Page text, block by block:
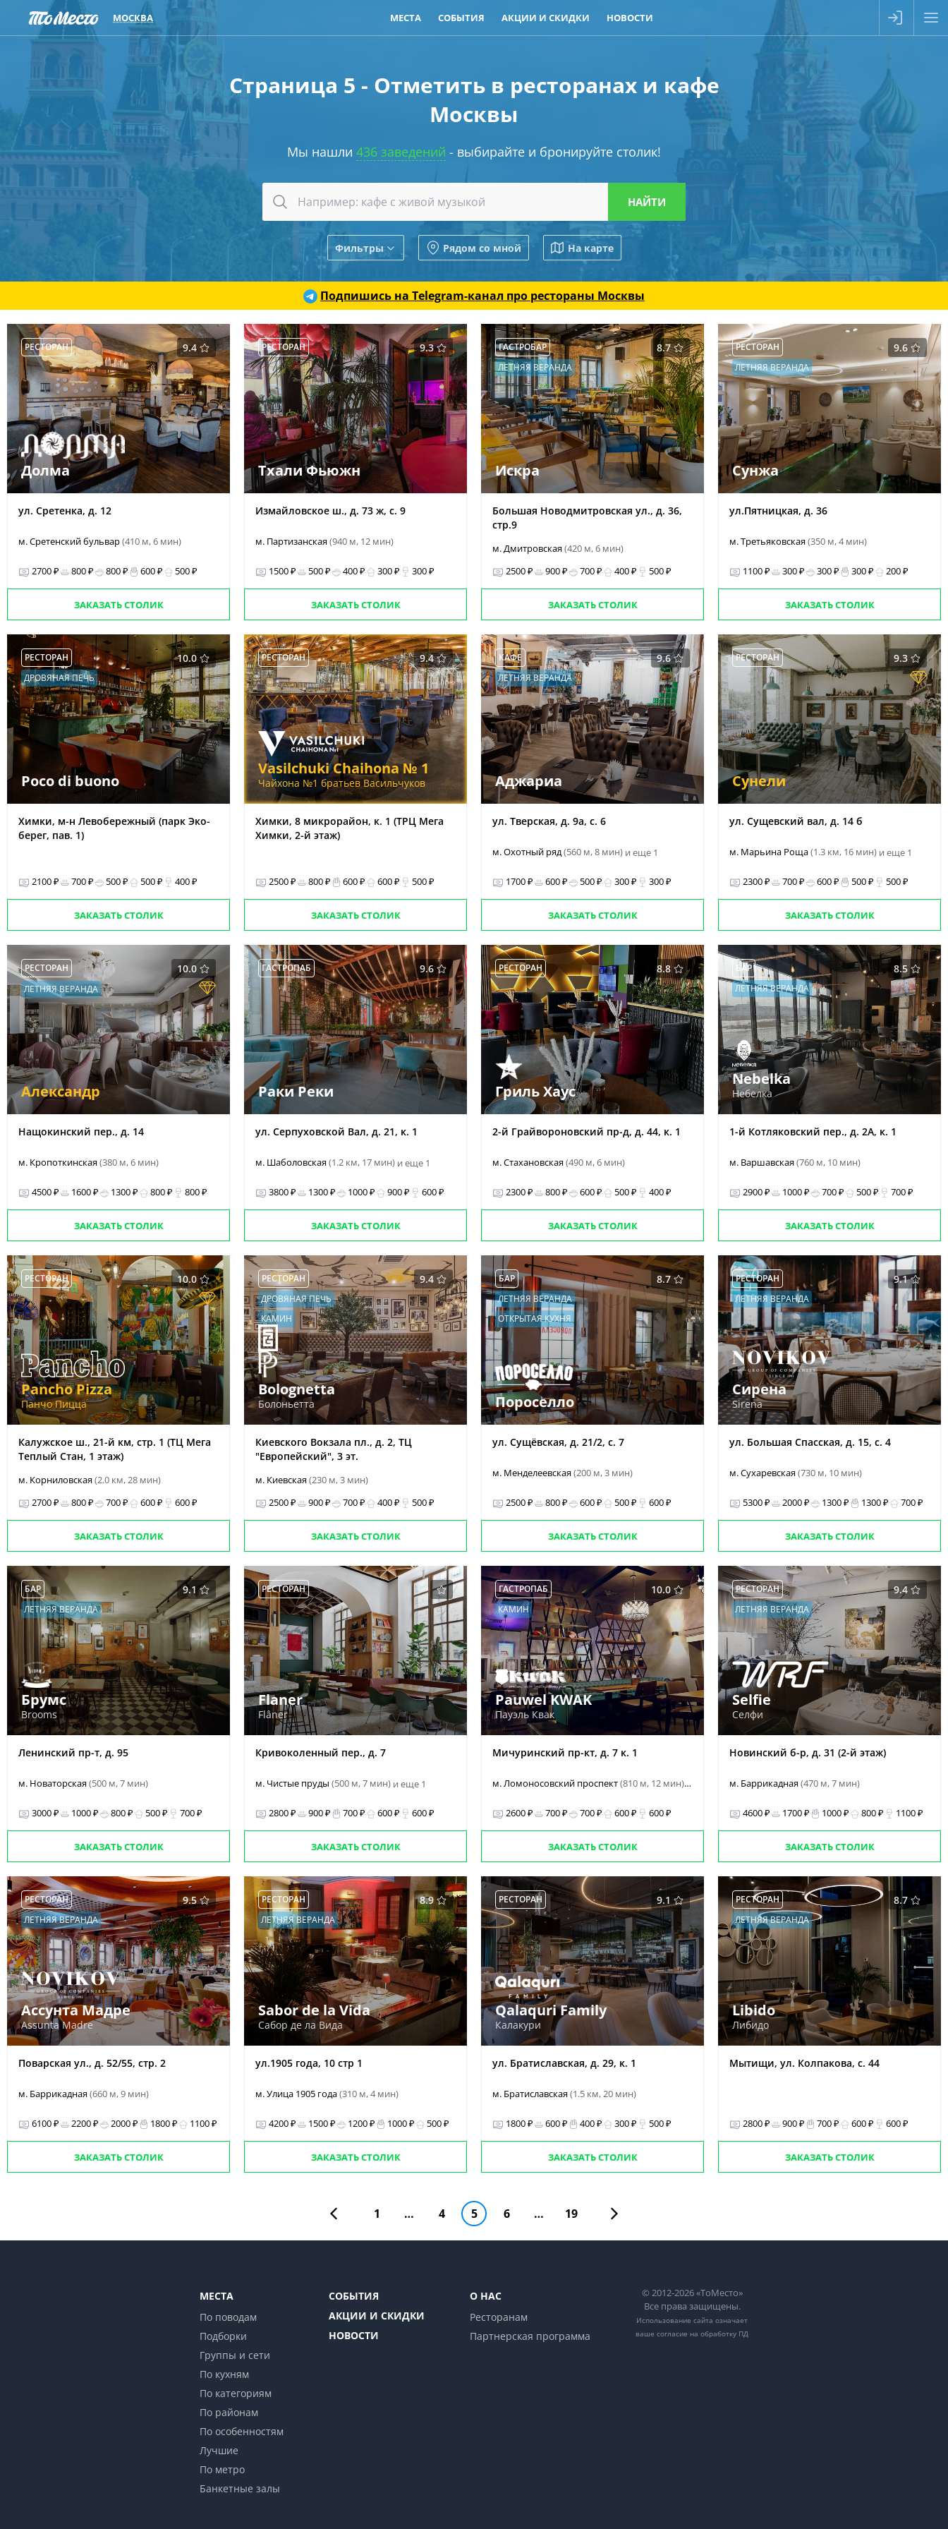
МОСКВА МЕСТА СОБЫТИЯ АКЦИИ И СКИДКИ НОВОСТИ
Страница 5 - Отметить в ресторанах и кафе
Москвы
Мы нашли 436 заведений - выбирайте и бронируйте столик!
Фильтры Рядом со мной На карте
Подпишись на Telegram-канал про рестораны Москвы
9.4
РЕСТОРАН
Долма
ул. Сретенка, д. 12
м. Сретенский бульвар(410 м, 6 мин)
2700 ₽ 800 ₽ 800 ₽ 600 ₽ 500 ₽
ЗАКАЗАТЬ СТОЛИК
9.3
РЕСТОРАН
Тхали Фьюжн
Измайловское ш., д. 73 ж, с. 9
м. Партизанская(940 м, 12 мин)
1500 ₽ 500 ₽ 400 ₽ 300 ₽ 300 ₽
ЗАКАЗАТЬ СТОЛИК
8.7
ГАСТРОБАР
ЛЕТНЯЯ ВЕРАНДА
Искра
Большая Новодмитровская ул., д. 36,
стр.9
м. Дмитровская(420 м, 6 мин)
2500 ₽
900 ₽ 700 ₽ 400 ₽ 500 ₽
ЗАКАЗАТЬ СТОЛИК
9.6
РЕСТОРАН
ЛЕТНЯЯ ВЕРАНДА
Сунжа
ул.Пятницкая, д. 36
м. Третьяковская(350 м, 4 мин)
1100 ₽ 300 ₽ 300 ₽ 300 ₽ 200 ₽
ЗАКАЗАТЬ СТОЛИК
10.0
РЕСТОРАН
ДРОВЯНАЯ ПЕЧЬ
Poco di buono
Химки, м-н Левобережный (парк Эко-
берег, пав. 1)
2100 ₽ 700 ₽ 500 ₽ 500 ₽ 400 ₽
ЗАКАЗАТЬ СТОЛИК
9.4
РЕСТОРАН
Vasilchuki Chaihona № 1
Чайхона №1 братьев Васильчуков
Химки, 8 микрорайон, к. 1 (ТРЦ Мега
Химки, 2-й этаж)
2500 ₽ 800 ₽ 600 ₽ 600 ₽ 500 ₽
ЗАКАЗАТЬ СТОЛИК
9.6
КАФЕ
ЛЕТНЯЯ ВЕРАНДА
Аджариа
ул. Тверская, д. 9а, с. 6
м. Охотный ряд(560 м, 8 мин) и еще 1
1700 ₽ 600 ₽ 500 ₽ 300 ₽ 300 ₽
ЗАКАЗАТЬ СТОЛИК
9.3
РЕСТОРАН
Сунели
ул. Сущевский вал, д. 14 б
м. Марьина Роща(1.3 км, 16 мин) и еще 1
2300 ₽ 700 ₽ 600 ₽ 500 ₽ 500 ₽
ЗАКАЗАТЬ СТОЛИК
10.0
РЕСТОРАН
ЛЕТНЯЯ ВЕРАНДА
Александр
Нащокинский пер., д. 14
м. Кропоткинская(380 м, 6 мин)
4500 ₽ 1600 ₽ 1300 ₽ 800 ₽ 800 ₽
ЗАКАЗАТЬ СТОЛИК
9.6
ГАСТРОПАБ
Раки Реки
ул. Серпуховской Вал, д. 21, к. 1
м. Шаболовская(1.2 км, 17 мин) и еще 1
3800 ₽ 1300 ₽ 1000 ₽ 900 ₽ 600 ₽
ЗАКАЗАТЬ СТОЛИК
8.8
РЕСТОРАН
Гриль Хаус
2-й Грайвороновский пр-д, д. 44, к. 1
м. Стахановская(490 м, 6 мин)
2300 ₽ 800 ₽ 600 ₽ 500 ₽ 400 ₽
ЗАКАЗАТЬ СТОЛИК
8.5
БАР
ЛЕТНЯЯ ВЕРАНДА
Nebelka
Небелка
1-й Котляковский пер., д. 2А, к. 1
м. Варшавская(760 м, 10 мин)
2900 ₽ 1000 ₽ 700 ₽ 500 ₽ 700 ₽
ЗАКАЗАТЬ СТОЛИК
10.0
РЕСТОРАН
Pancho Pizza
Панчо Пицца
Калужское ш., 21-й км, стр. 1 (ТЦ Мега
Теплый Стан, 1 этаж)
м. Корниловская(2.0 км, 28 мин)
2700 ₽
800 ₽ 700 ₽ 600 ₽ 600 ₽
ЗАКАЗАТЬ СТОЛИК
9.4
РЕСТОРАН
ДРОВЯНАЯ ПЕЧЬ
КАМИН
Bolognetta
Болоньетта
Киевского Вокзала пл., д. 2, ТЦ
"Европейский", 3 эт.
м. Киевская(230 м, 3 мин)
2500 ₽
900 ₽ 700 ₽ 400 ₽ 500 ₽
ЗАКАЗАТЬ СТОЛИК
8.7
БАР
ЛЕТНЯЯ ВЕРАНДА
ОТКРЫТАЯ КУХНЯ
Пороселло
ул. Сущёвская, д. 21/2, с. 7
м. Менделеевская(200 м, 3 мин)
2500 ₽ 800 ₽ 600 ₽ 500 ₽ 600 ₽
ЗАКАЗАТЬ СТОЛИК
9.1
РЕСТОРАН
ЛЕТНЯЯ ВЕРАНДА
Сирена
Sirena
ул. Большая Спасская, д. 15, с. 4
м. Сухаревская(730 м, 10 мин)
5300 ₽ 2000 ₽ 1300 ₽ 1300 ₽ 700 ₽
ЗАКАЗАТЬ СТОЛИК
9.1
БАР
ЛЕТНЯЯ ВЕРАНДА
Брумс
Brooms
Ленинский пр-т, д. 95
м. Новаторская(500 м, 7 мин)
3000 ₽ 1000 ₽ 800 ₽ 500 ₽ 700 ₽
ЗАКАЗАТЬ СТОЛИК
РЕСТОРАН
Flaner
Flâner
Кривоколенный пер., д. 7
м. Чистые пруды (500 м, 7 мин) и еще 1
2800 ₽ 900 ₽ 700 ₽ 600 ₽ 600 ₽
ЗАКАЗАТЬ СТОЛИК
10.0
ГАСТРОПАБ
КАМИН
Pauwel KWAK
Пауэль Квак
Мичуринский пр-кт, д. 7 к. 1
м. Ломоносовский проспект(810 м, 12 мин) и еще 1
2600 ₽ 700 ₽ 700 ₽ 600 ₽ 600 ₽
ЗАКАЗАТЬ СТОЛИК
9.4
РЕСТОРАН
ЛЕТНЯЯ ВЕРАНДА
Selfie
Селфи
Новинский б-р, д. 31 (2-й этаж)
м. Баррикадная(470 м, 7 мин)
4600 ₽ 1700 ₽ 1000 ₽ 800 ₽ 1100 ₽
ЗАКАЗАТЬ СТОЛИК
9.5
РЕСТОРАН
ЛЕТНЯЯ ВЕРАНДА
Ассунта Мадре
Assunta Madre
Поварская ул., д. 52/55, стр. 2
м. Баррикадная(660 м, 9 мин)
6100 ₽ 2200 ₽ 2000 ₽ 1800 ₽ 1100 ₽
ЗАКАЗАТЬ СТОЛИК
8.9
РЕСТОРАН
ЛЕТНЯЯ ВЕРАНДА
Sabor de la Vida
Сабор де ла Вида
ул.1905 года, 10 стр 1
м. Улица 1905 года(310 м, 4 мин)
4200 ₽ 1500 ₽ 1200 ₽ 1000 ₽ 500 ₽
ЗАКАЗАТЬ СТОЛИК
9.1
РЕСТОРАН
Qalaquri Family
Калакури
ул. Братиславская, д. 29, к. 1
м. Братиславская(1.5 км, 20 мин)
1800 ₽ 600 ₽ 400 ₽ 300 ₽ 500 ₽
ЗАКАЗАТЬ СТОЛИК
8.7
РЕСТОРАН
ЛЕТНЯЯ ВЕРАНДА
Libido
Либидо
Мытищи, ул. Колпакова, с. 44
2800 ₽ 900 ₽ 700 ₽ 600 ₽ 600 ₽
ЗАКАЗАТЬ СТОЛИК
1 … 4 5 6 … 19
МЕСТА
По поводам
Подборки
Группы и сети
По кухням
По категориям
По районам
По особенностям
Лучшие
По метро
Банкетные залы
СОБЫТИЯ
АКЦИИ И СКИДКИ
НОВОСТИ
О НАС
Ресторанам
Партнерская программа
© 2012-2026 «ТоМесто»
Все права защищены.
Использование сайта означает
ваше согласие на обработку ПД